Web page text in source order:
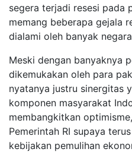
segera terjadi resesi pada
memang beberapa gejala
dialami oleh banyak
Meski dengan banyaknya
dikemukakan oleh para
nyatanya justru sinergitas
komponen masyarakat
membangkitkan optimisme
Pemerintah RI supaya
kebijakan pemulihan